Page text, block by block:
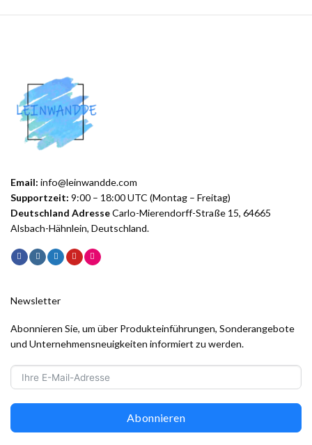
Email: info@leinwandde.com
Supportzeit: 9:00 – 18:00 UTC (Montag – Freitag)
Deutschland AdresseCarlo-Mierendorff-Straße 15, 64665
Alsbach-Hähnlein, Deutschland.
Newsletter
Abonnieren Sie, um über Produkteinführungen, Sonderangebote
und Unternehmensneuigkeiten informiert zu werden.
Abonnieren